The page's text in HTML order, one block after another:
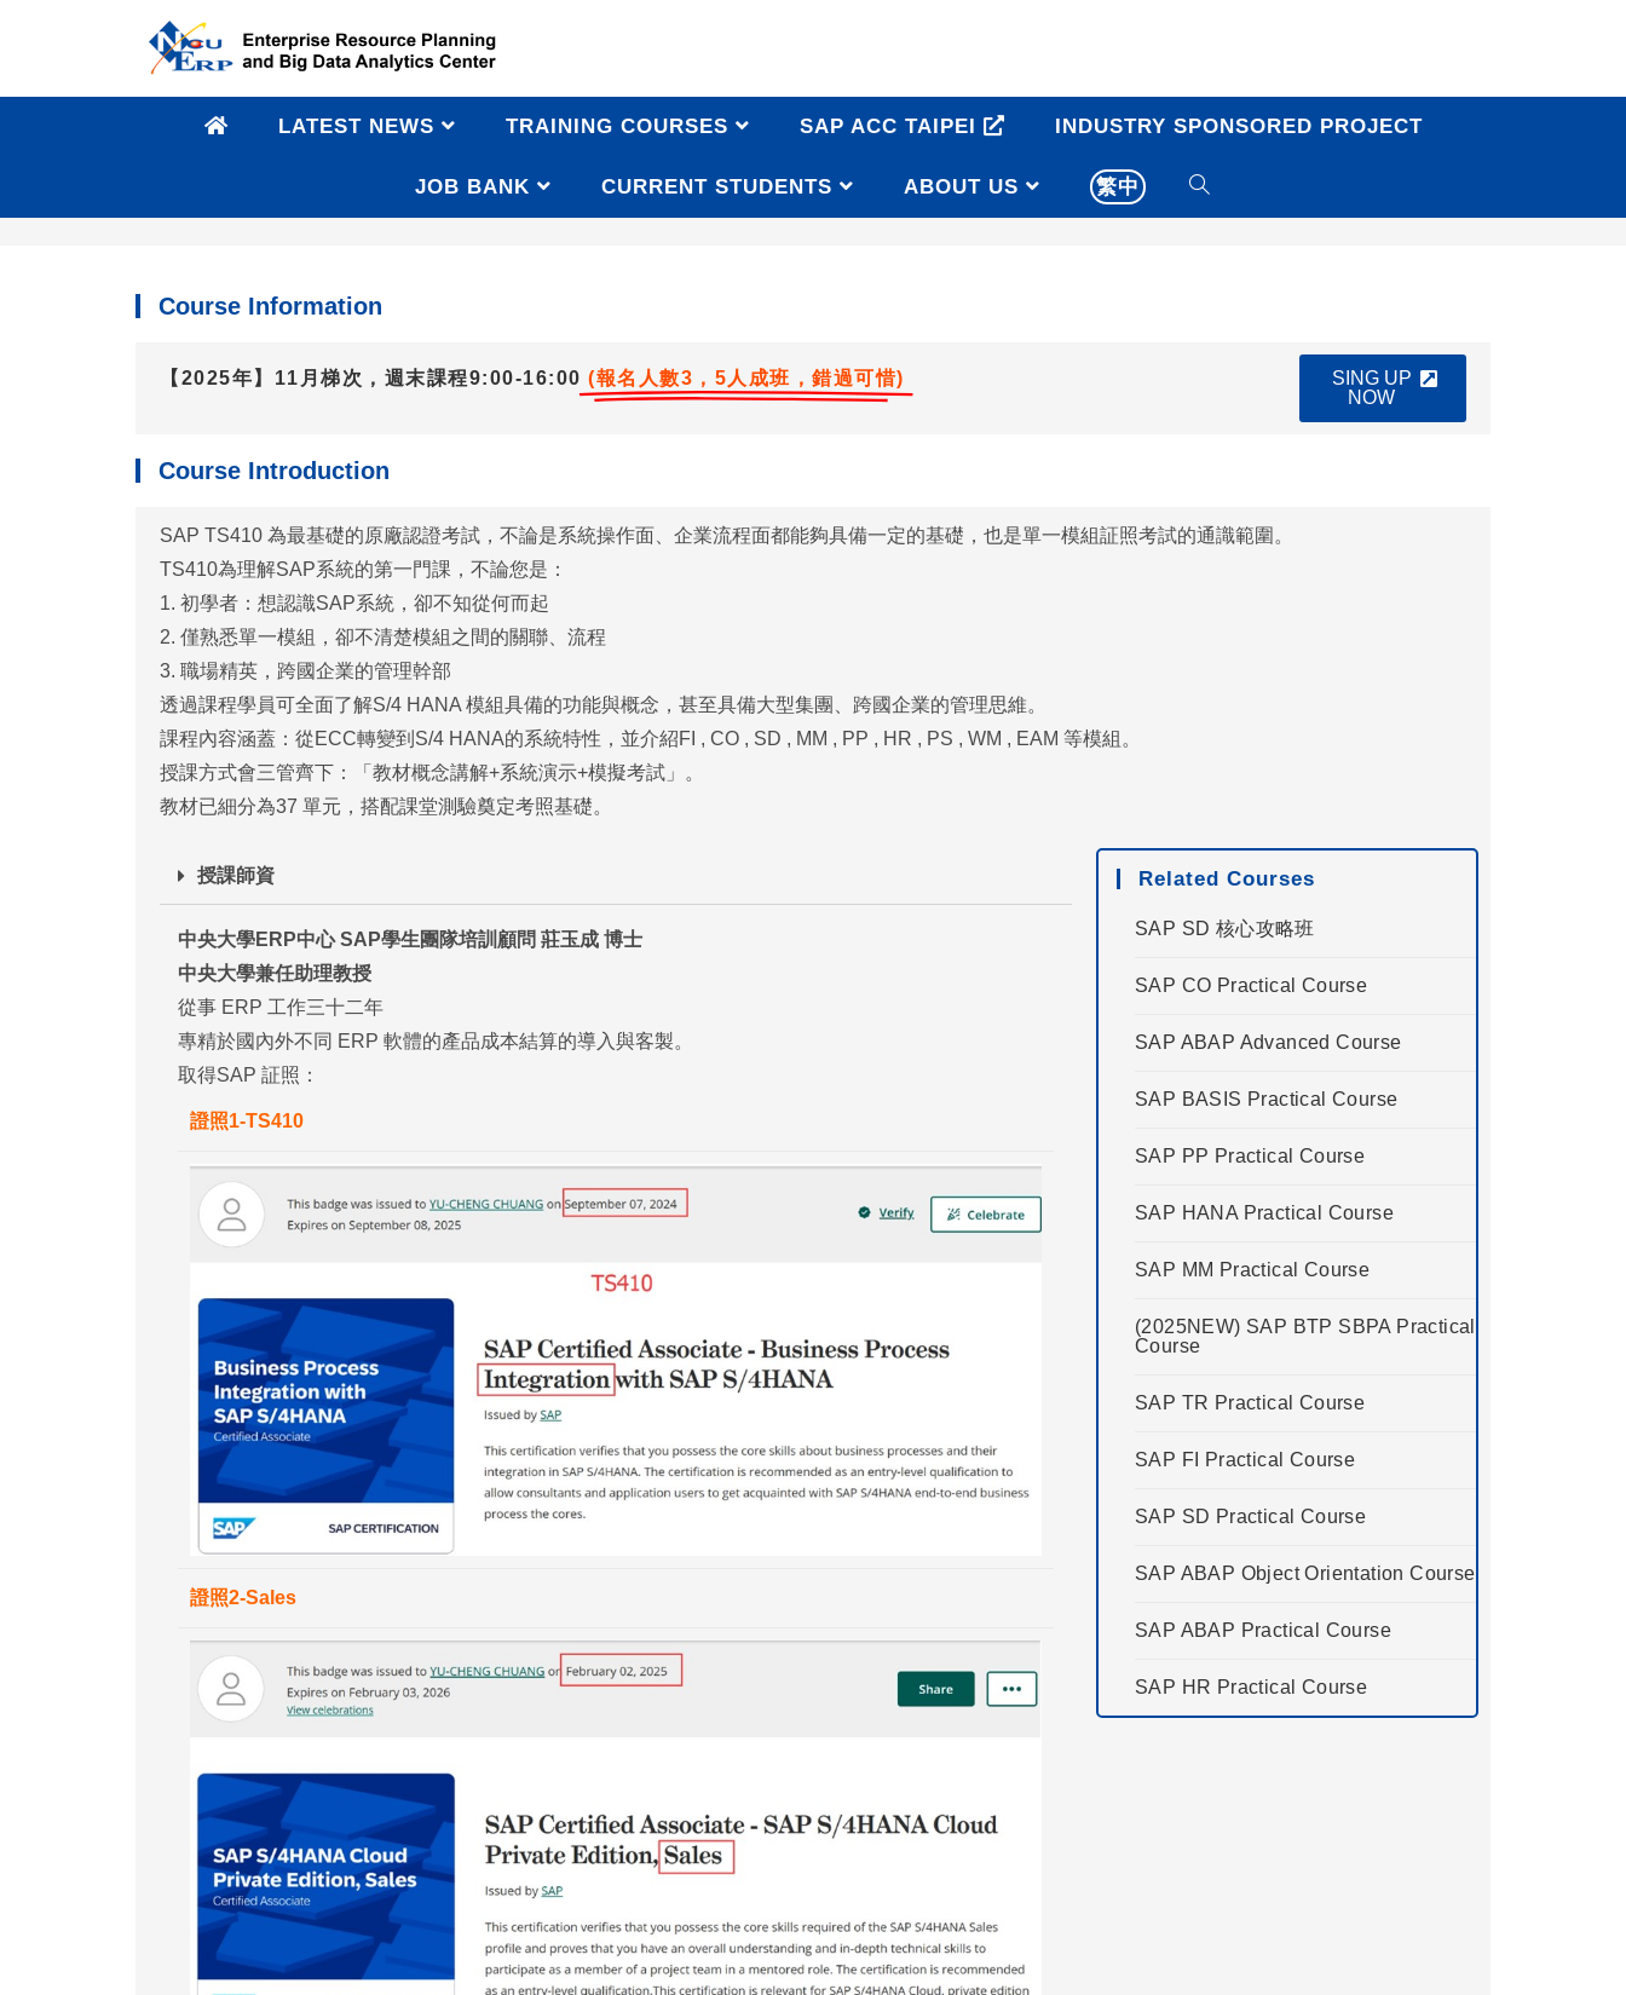
LATEST NEWS TRAINING COURSES SAP ACC TAIPEI INDUSTRY SPONSORED PROJECT
JOB BANK CURRENT STUDENTS ABOUT US 繁中
SAP TS410 Special Summer Course
Course Information
【2025年】11月梯次，週末課程9:00-16:00 (報名人數3，5人成班，錯過可惜)
SING UP
NOW
Course Introduction
SAP TS410 為最基礎的原廠認證考試，不論是系統操作面、企業流程面都能夠具備一定的基礎，也是單一模組証照考試的通識範圍。
TS410為理解SAP系統的第一門課，不論您是：
1. 初學者：想認識SAP系統，卻不知從何而起
2. 僅熟悉單一模組，卻不清楚模組之間的關聯、流程
3. 職場精英，跨國企業的管理幹部
透過課程學員可全面了解S/4 HANA 模組具備的功能與概念，甚至具備大型集團、跨國企業的管理思維。
課程內容涵蓋：從ECC轉變到S/4 HANA的系統特性，並介紹FI , CO , SD , MM , PP , HR , PS , WM , EAM 等模組。
授課方式會三管齊下：「教材概念講解+系統演示+模擬考試」。
教材已細分為37 單元，搭配課堂測驗奠定考照基礎。
授課師資
中央大學ERP中心 SAP學生團隊培訓顧問 莊玉成 博士
中央大學兼任助理教授
從事 ERP 工作三十二年
專精於國內外不同 ERP 軟體的產品成本結算的導入與客製。
取得SAP 証照：
證照1-TS410
證照2-Sales
Related Courses
SAP SD 核心攻略班
SAP CO Practical Course
SAP ABAP Advanced Course
SAP BASIS Practical Course
SAP PP Practical Course
SAP HANA Practical Course
SAP MM Practical Course
(2025NEW) SAP BTP SBPA Practical
Course
SAP TR Practical Course
SAP FI Practical Course
SAP SD Practical Course
SAP ABAP Object Orientation Course
SAP ABAP Practical Course
SAP HR Practical Course